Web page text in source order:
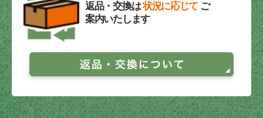
返品・交換は状況に応じて ご
案内いたします